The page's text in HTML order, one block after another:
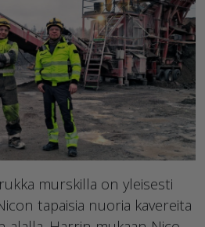
murskilla on yleisesti
tapaisia nuoria kavereita